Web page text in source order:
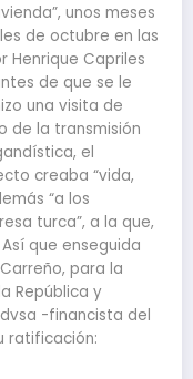
unos meses
de octubre en las
Capriles
de que se le
una visita de
de la transmisión
el
creaba “vida,
“a los
turca”, a la que,
que enseguida
para la
República y
-financista del
ratificación: